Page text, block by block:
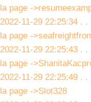
la page -
2022-11-29 22:25:34 . .
la page -
2022-11-29 22:25:43 . .
la page -
2022-11-29 22:25:49 . .
la page ->Slot328